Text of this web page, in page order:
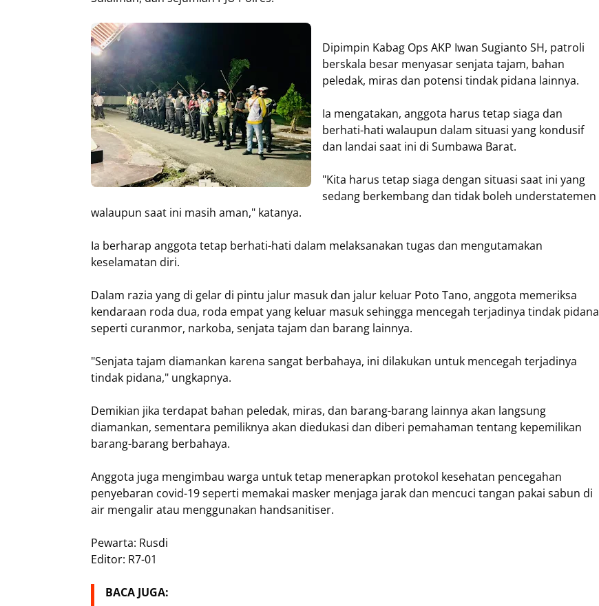
Dipimpin Kabag Ops AKP Iwan Sugianto SH, patroli
berskala besar menyasar senjata tajam, bahan
peledak, miras dan potensi tindak pidana lainnya.
Ia mengatakan, anggota harus tetap siaga dan
berhati-hati walaupun dalam situasi yang kondusif
dan landai saat ini di Sumbawa Barat.
"Kita harus tetap siaga dengan situasi saat ini yang
sedang berkembang dan tidak boleh understatemen
walaupun saat ini masih aman," katanya.
Ia berharap anggota tetap berhati-hati dalam melaksanakan tugas dan mengutamakan
keselamatan diri.
Dalam razia yang di gelar di pintu jalur masuk dan jalur keluar Poto Tano, anggota memeriksa
kendaraan roda dua, roda empat yang keluar masuk sehingga mencegah terjadinya tindak pidana
seperti curanmor, narkoba, senjata tajam dan barang lainnya.
"Senjata tajam diamankan karena sangat berbahaya, ini dilakukan untuk mencegah terjadinya
tindak pidana," ungkapnya.
Demikian jika terdapat bahan peledak, miras, dan barang-barang lainnya akan langsung
diamankan, sementara pemiliknya akan diedukasi dan diberi pemahaman tentang kepemilikan
barang-barang berbahaya.
Anggota juga mengimbau warga untuk tetap menerapkan protokol kesehatan pencegahan
penyebaran covid-19 seperti memakai masker menjaga jarak dan mencuci tangan pakai sabun di
air mengalir atau menggunakan handsanitiser.
Pewarta: Rusdi
Editor: R7-01
BACA JUGA: